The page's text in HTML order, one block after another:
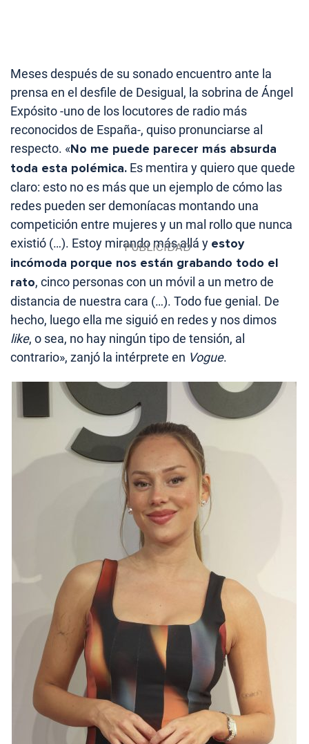
Meses después de su sonado encuentro ante la
prensa en el desfile de Desigual, la sobrina de Ángel
Expósito -uno de los locutores de radio más
reconocidos de España-, quiso pronunciarse al
respecto. «No me puede parecer más absurda
toda esta polémica. Es mentira y quiero que quede
claro: esto no es más que un ejemplo de cómo las
redes pueden ser demoníacas montando una
competición entre mujeres y un mal rollo que nunca
existió (…). Estoy mirando más allá y estoy
incómoda porque nos están grabando todo el
rato, cinco personas con un móvil a un metro de
distancia de nuestra cara (…). Todo fue genial. De
hecho, luego ella me siguió en redes y nos dimos
like, o sea, no hay ningún tipo de tensión, al
contrario», zanjó la intérprete en Vogue.